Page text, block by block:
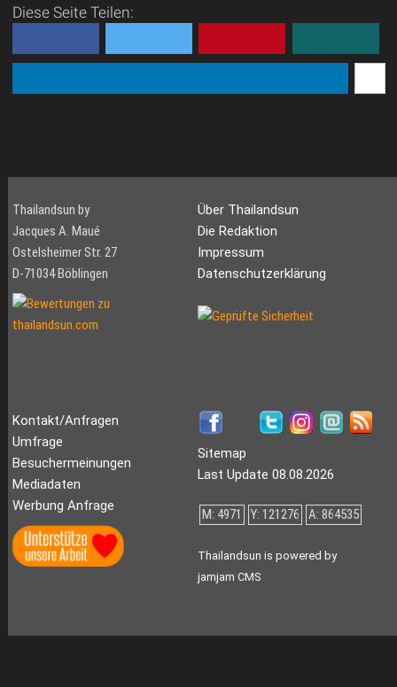
Diese Seite Teilen:
Thailandsun by
Jacques A. Maué
Ostelsheimer Str. 27
D-71034 Böblingen
Über Thailandsun
Die Redaktion
Impressum
Datenschutzerklärung
Kontakt/Anfragen
Umfrage
Besuchermeinungen
Mediadaten
Werbung Anfrage
Sitemap
Last Update 08.08.2026
M: 4971 Y: 121276 A: 864535
Thailandsun is powered by
jamjam CMS